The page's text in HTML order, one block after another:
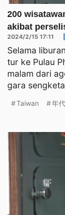
200
akibat
2024/2/15 17:11
Selama
tur ke Pulau
malam dari
gara
Taiwan 年